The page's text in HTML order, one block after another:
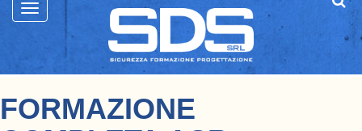
Mostra
Menu
FORMAZIONE